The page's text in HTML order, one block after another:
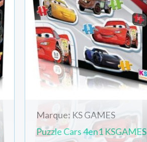
Marque: KS GAMES
Puzzle Cars 4en1 KSGAMES